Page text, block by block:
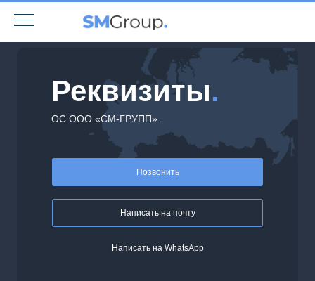
Реквизиты.
ОС ООО «СМ-ГРУПП».
Позвонить
Написать на почту
Написать на WhatsApp